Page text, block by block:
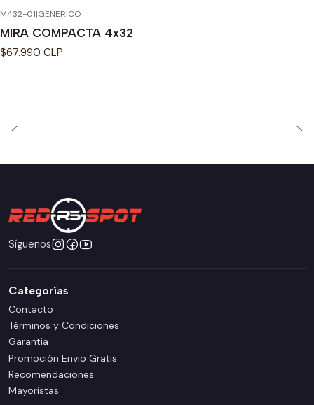
M432-01|GENERICO
MIRA COMPACTA 4x32
$67.990 CLP
Síguenos
Categorías
Contacto
Términos y Condiciones
Garantia
Promoción Envio Gratis
Recomendaciones
Mayoristas